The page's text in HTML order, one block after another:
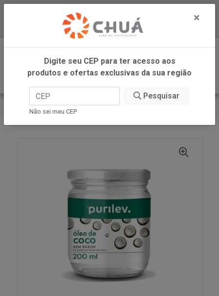
Baixe já nosso APP
0
INÍCIO
CARGILL VAREJO
×
Digite seu CEP para ter acesso aos
produtos e ofertas exclusivas da sua região
Pesquisar
Não sei meu CEP